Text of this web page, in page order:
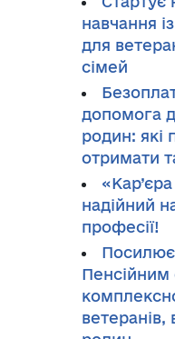
навчання
для
сімей
допомога
родин: які
отримати
надійний
професії!
ветеранів,